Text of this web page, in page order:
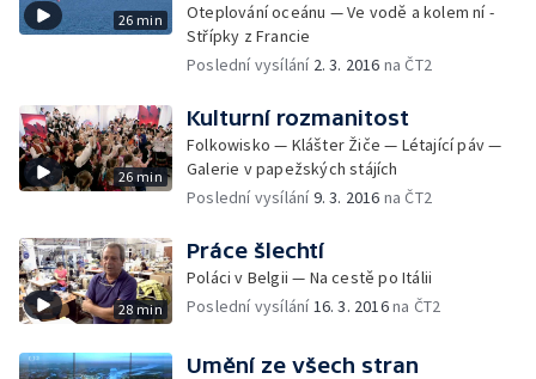
26 min
Oteplování oceánu — Ve vodě a kolem ní -
Střípky z Francie
Poslední vysílání 2. 3. 2016 na ČT2
26 min
Kulturní rozmanitost
Folkowisko — Klášter Žiče — Létající páv —
Galerie v papežských stájích
Poslední vysílání9. 3. 2016 na ČT2
28 min
Práce šlechtí
Poláci v Belgii — Na cestě po Itálii
Poslední vysílání16. 3. 2016na ČT2
Umění ze všech stran